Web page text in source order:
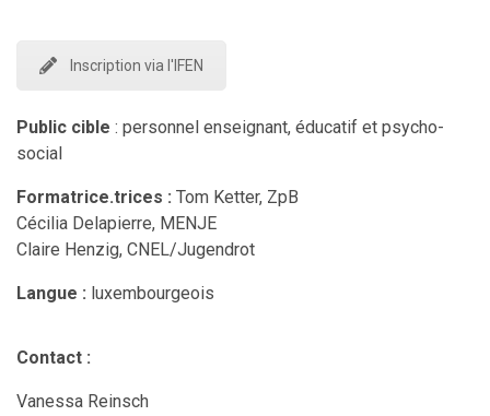
Inscription via l'IFEN
Public cible : personnel enseignant, éducatif et psycho-
social
Formatrice.trices : Tom Ketter, ZpB
Cécilia Delapierre, MENJE
Claire Henzig, CNEL/Jugendrot
Langue : luxembourgeois
Contact :
Vanessa Reinsch